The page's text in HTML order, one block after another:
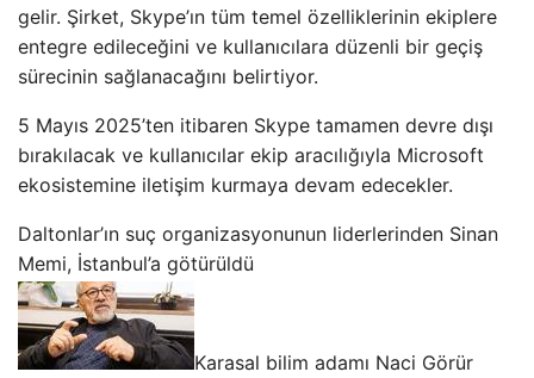
gelir. Şirket, Skype’ın tüm temel özelliklerinin ekiplere
entegre edileceğini ve kullanıcılara düzenli bir geçiş
sürecinin sağlanacağını belirtiyor.
5 Mayıs 2025’ten itibaren Skype tamamen devre dışı
bırakılacak ve kullanıcılar ekip aracılığıyla Microsoft
ekosistemine iletişim kurmaya devam edecekler.
Daltonlar’ın suç organizasyonunun liderlerinden Sinan
Memi, İstanbul’a götürüldü
Karasal bilim adamı Naci Görür